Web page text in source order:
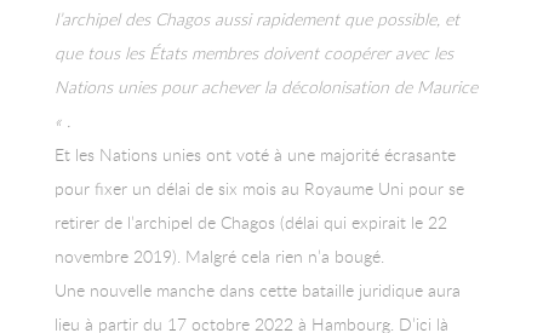
l’archipel des Chagos aussi rapidement que possible, et
que tous les États membres doivent coopérer avec les
Nations unies pour achever la décolonisation de Maurice
« .
Et les Nations unies ont voté à une majorité écrasante
pour fixer un délai de six mois au Royaume Uni pour se
retirer de l’archipel de Chagos (délai qui expirait le 22
novembre 2019). Malgré cela rien n’a bougé.
Une nouvelle manche dans cette bataille juridique aura
lieu à partir du 17 octobre 2022 à Hambourg. D’ici là